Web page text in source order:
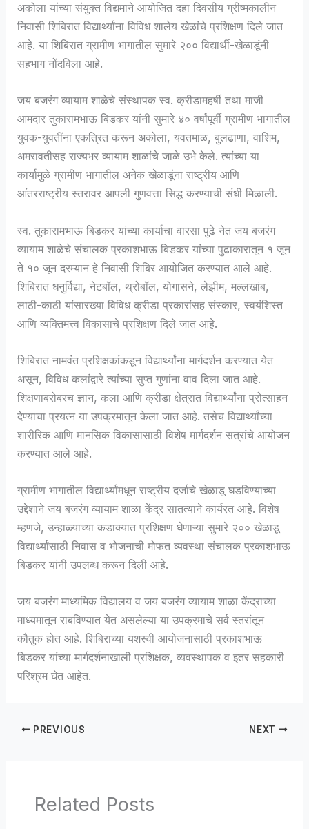
अकोला यांच्या संयुक्त विद्यमाने आयोजित दहा दिवसीय ग्रीष्मकालीन
निवासी शिबिरात विद्यार्थ्यांना विविध शालेय खेळांचे प्रशिक्षण दिले जात
आहे. या शिबिरात ग्रामीण भागातील सुमारे २०० विद्यार्थी-खेळाडूंनी
सहभाग नोंदविला आहे.
जय बजरंग व्यायाम शाळेचे संस्थापक स्व. क्रीडामहर्षी तथा माजी
आमदार तुकारामभाऊ बिडकर यांनी सुमारे ४० वर्षांपूर्वी ग्रामीण भागातील
युवक-युवतींना एकत्रित करून अकोला, यवतमाळ, बुलढाणा, वाशिम,
अमरावतीसह राज्यभर व्यायाम शाळांचे जाळे उभे केले. त्यांच्या या
कार्यामुळे ग्रामीण भागातील अनेक खेळाडूंना राष्ट्रीय आणि
आंतरराष्ट्रीय स्तरावर आपली गुणवत्ता सिद्ध करण्याची संधी मिळाली.
स्व. तुकारामभाऊ बिडकर यांच्या कार्याचा वारसा पुढे नेत जय बजरंग
व्यायाम शाळेचे संचालक प्रकाशभाऊ बिडकर यांच्या पुढाकारातून १ जून
ते १० जून दरम्यान हे निवासी शिबिर आयोजित करण्यात आले आहे.
शिबिरात धनुर्विद्या, नेटबॉल, थ्रोबॉल, योगासने, लेझीम, मल्लखांब,
लाठी-काठी यांसारख्या विविध क्रीडा प्रकारांसह संस्कार, स्वयंशिस्त
आणि व्यक्तिमत्त्व विकासाचे प्रशिक्षण दिले जात आहे.
शिबिरात नामवंत प्रशिक्षकांकडून विद्यार्थ्यांना मार्गदर्शन करण्यात येत
असून, विविध कलांद्वारे त्यांच्या सुप्त गुणांना वाव दिला जात आहे.
शिक्षणाबरोबरच ज्ञान, कला आणि क्रीडा क्षेत्रात विद्यार्थ्यांना प्रोत्साहन
देण्याचा प्रयत्न या उपक्रमातून केला जात आहे. तसेच विद्यार्थ्यांच्या
शारीरिक आणि मानसिक विकासासाठी विशेष मार्गदर्शन सत्रांचे आयोजन
करण्यात आले आहे.
ग्रामीण भागातील विद्यार्थ्यांमधून राष्ट्रीय दर्जाचे खेळाडू घडविण्याच्या
उद्देशाने जय बजरंग व्यायाम शाळा केंद्र सातत्याने कार्यरत आहे. विशेष
म्हणजे, उन्हाळ्याच्या कडाक्यात प्रशिक्षण घेणाऱ्या सुमारे २०० खेळाडू
विद्यार्थ्यांसाठी निवास व भोजनाची मोफत व्यवस्था संचालक प्रकाशभाऊ
बिडकर यांनी उपलब्ध करून दिली आहे.
जय बजरंग माध्यमिक विद्यालय व जय बजरंग व्यायाम शाळा केंद्राच्या
माध्यमातून राबविण्यात येत असलेल्या या उपक्रमाचे सर्व स्तरांतून
कौतुक होत आहे. शिबिराच्या यशस्वी आयोजनासाठी प्रकाशभाऊ
बिडकर यांच्या मार्गदर्शनाखाली प्रशिक्षक, व्यवस्थापक व इतर सहकारी
परिश्रम घेत आहेत.
PREVIOUS NEXT
Related Posts